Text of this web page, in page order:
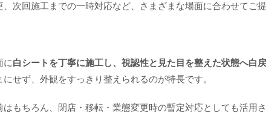
次回施工までの一時対応など、さまざまな場面に合わせてご
に白シートを丁寧に施工し、視認性と見た目を整えた状態へ白
せず、外観をすっきり整えられるのが特長です。
もちろん、閉店・移転・業態変更時の暫定対応としても活用